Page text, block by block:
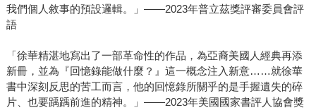
我們個人敘事的預設邏輯。」——2023年普立茲獎評審委員會評
語
「徐華精湛地寫出了一部革命性的作品，為亞裔美國人經典再添
新冊，並為『回憶錄能做什麼？』這一概念注入新意……就徐華
書中深刻反思的苦工而言，他的回憶錄所關乎的是手握遺失的碎
片、也要踽踽前進的精神。」——2023年美國國家書評人協會獎